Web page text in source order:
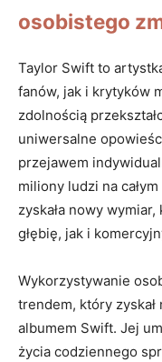
osobistego
Taylor Swift⁣ to
fanów, jak i krytyków
zdolnością
uniwersalne‍
przejawem
miliony ludzi na
⁣zyskała nowy
⁣głębię, jak i
Wykorzystywanie
trendem, który
albumem Swift. Jej
życia codziennego⁣